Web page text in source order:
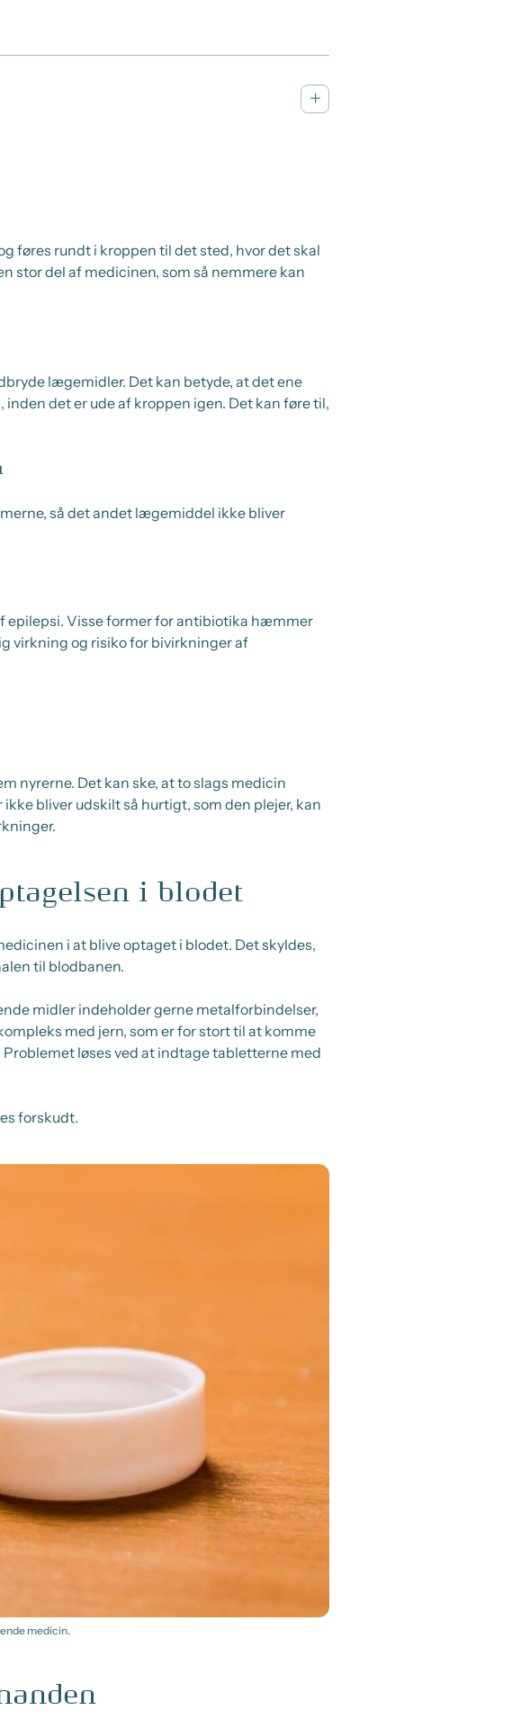
føres rundt i kroppen til det sted, hvor det skal
stor del af medicinen, som så nemmere kan
lægemidler. Det kan betyde, at det ene
det er ude af kroppen igen. Det kan føre til,
så det andet lægemiddel ikke bliver
epilepsi. Visse former for antibiotika hæmmer
virkning og risiko for bivirkninger af
nyrerne. Det kan ske, at to slags medicin
bliver udskilt så hurtigt, som den plejer, kan
i blodet
i at blive optaget i blodet. Det skyldes,
til blodbanen.
midler indeholder gerne metalforbindelser,
med jern, som er for stort til at komme
løses ved at indtage tabletterne med
forskudt.
medicin.